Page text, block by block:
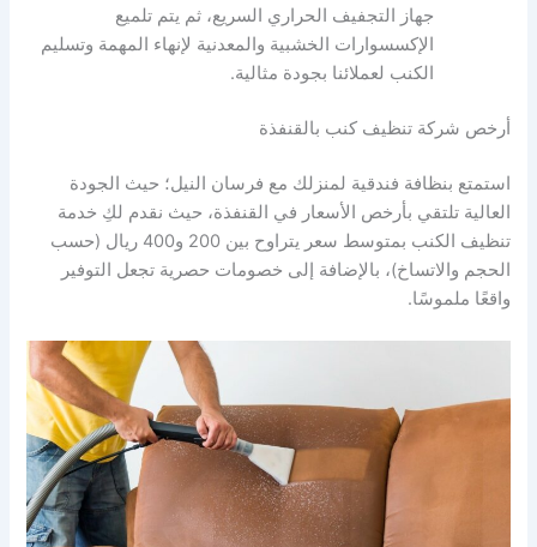
جهاز التجفيف الحراري السريع، ثم يتم تلميع
الإكسسوارات الخشبية والمعدنية لإنهاء المهمة وتسليم
الكنب لعملائنا بجودة مثالية.
أرخص شركة تنظيف كنب بالقنفذة
استمتع بنظافة فندقية لمنزلك مع فرسان النيل؛ حيث الجودة
العالية تلتقي بأرخص الأسعار في القنفذة، حيث نقدم لكِ خدمة
تنظيف الكنب بمتوسط سعر يتراوح بين 200 و400 ريال (حسب
الحجم والاتساخ)، بالإضافة إلى خصومات حصرية تجعل التوفير
واقعًا ملموسًا.